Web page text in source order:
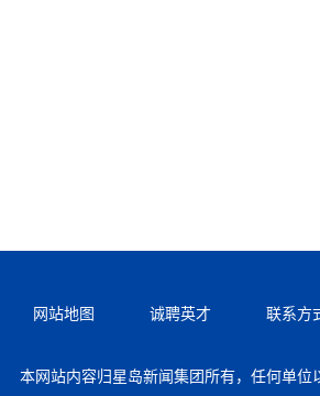
网站地图 诚聘英才 联系方
本网站内容归星岛新闻集团所有，任何单位